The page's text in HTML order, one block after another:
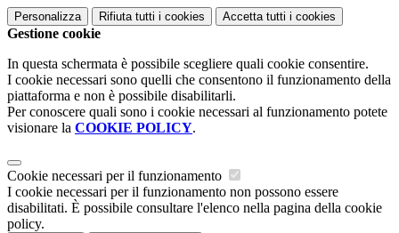
Personalizza Rifiuta tutti i cookies Accetta tutti i cookies
Gestione cookie
In questa schermata è possibile scegliere quali cookie consentire.
I cookie necessari sono quelli che consentono il funzionamento della
piattaforma e non è possibile disabilitarli.
Per conoscere quali sono i cookie necessari al funzionamento potete
visionare la COOKIE POLICY.
Cookie necessari per il funzionamento
I cookie necessari per il funzionamento non possono essere
disabilitati. È possibile consultare l'elenco nella pagina della cookie
policy.